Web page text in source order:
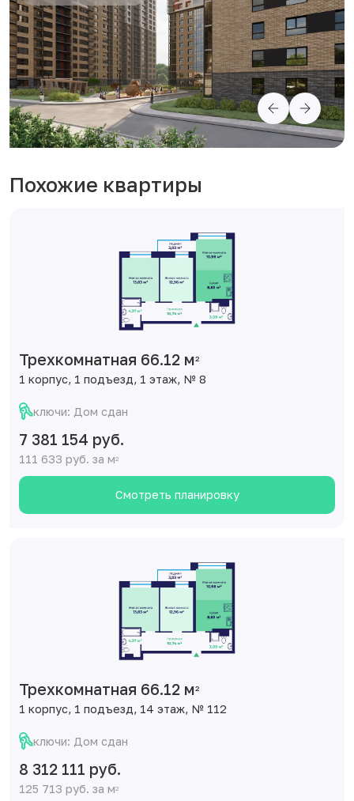
Похожие квартиры
Трехкомнатная 66.12 м2
1 корпус, 1 подъезд, 1 этаж, № 8
ключи: Дом сдан
7 381 154 руб.
111 633 руб. за м2
Смотреть планировку
Трехкомнатная 66.12 м2
1 корпус, 1 подъезд, 14 этаж, № 112
ключи: Дом сдан
8 312 111 руб.
125 713 руб. за м2